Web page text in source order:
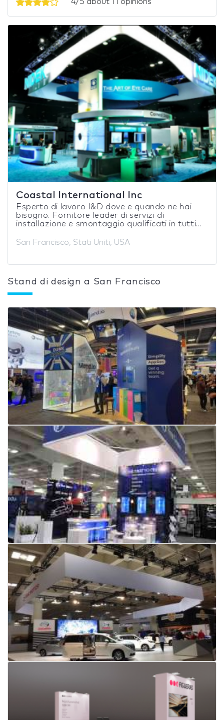
Coastal International Inc
Esperto di lavoro I&D dove e quando ne hai
bisogno. Fornitore leader di servizi di
installazione e smontaggio qualificati in tutti...
San Francisco, Stati Uniti, USA
Stand di design a San Francisco